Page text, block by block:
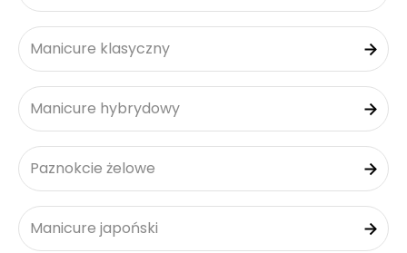
Manicure klasyczny
Manicure hybrydowy
Paznokcie żelowe
Manicure japoński